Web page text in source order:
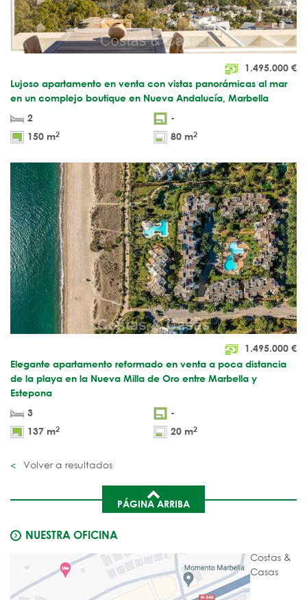
1.495.000 €
Lujoso apartamento en venta con vistas panorámicas al mar
en un complejo boutique en Nueva Andalucía, Marbella
2
-
150 m2 80 m2
1.495.000 €
Elegante apartamento reformado en venta a poca distancia
de la playa en la Nueva Milla de Oro entre Marbella y
Estepona
3
-
137 m2 20 m2
Volver a resultados
PÁGINA ARRIBA
NUESTRA OFICINA
Costas &
Casas